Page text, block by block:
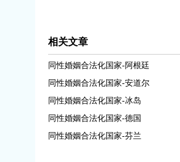
相关文章
同性婚姻合法化国家-阿根廷
同性婚姻合法化国家-安道尔
同性婚姻合法化国家-冰岛
同性婚姻合法化国家-德国
同性婚姻合法化国家-芬兰